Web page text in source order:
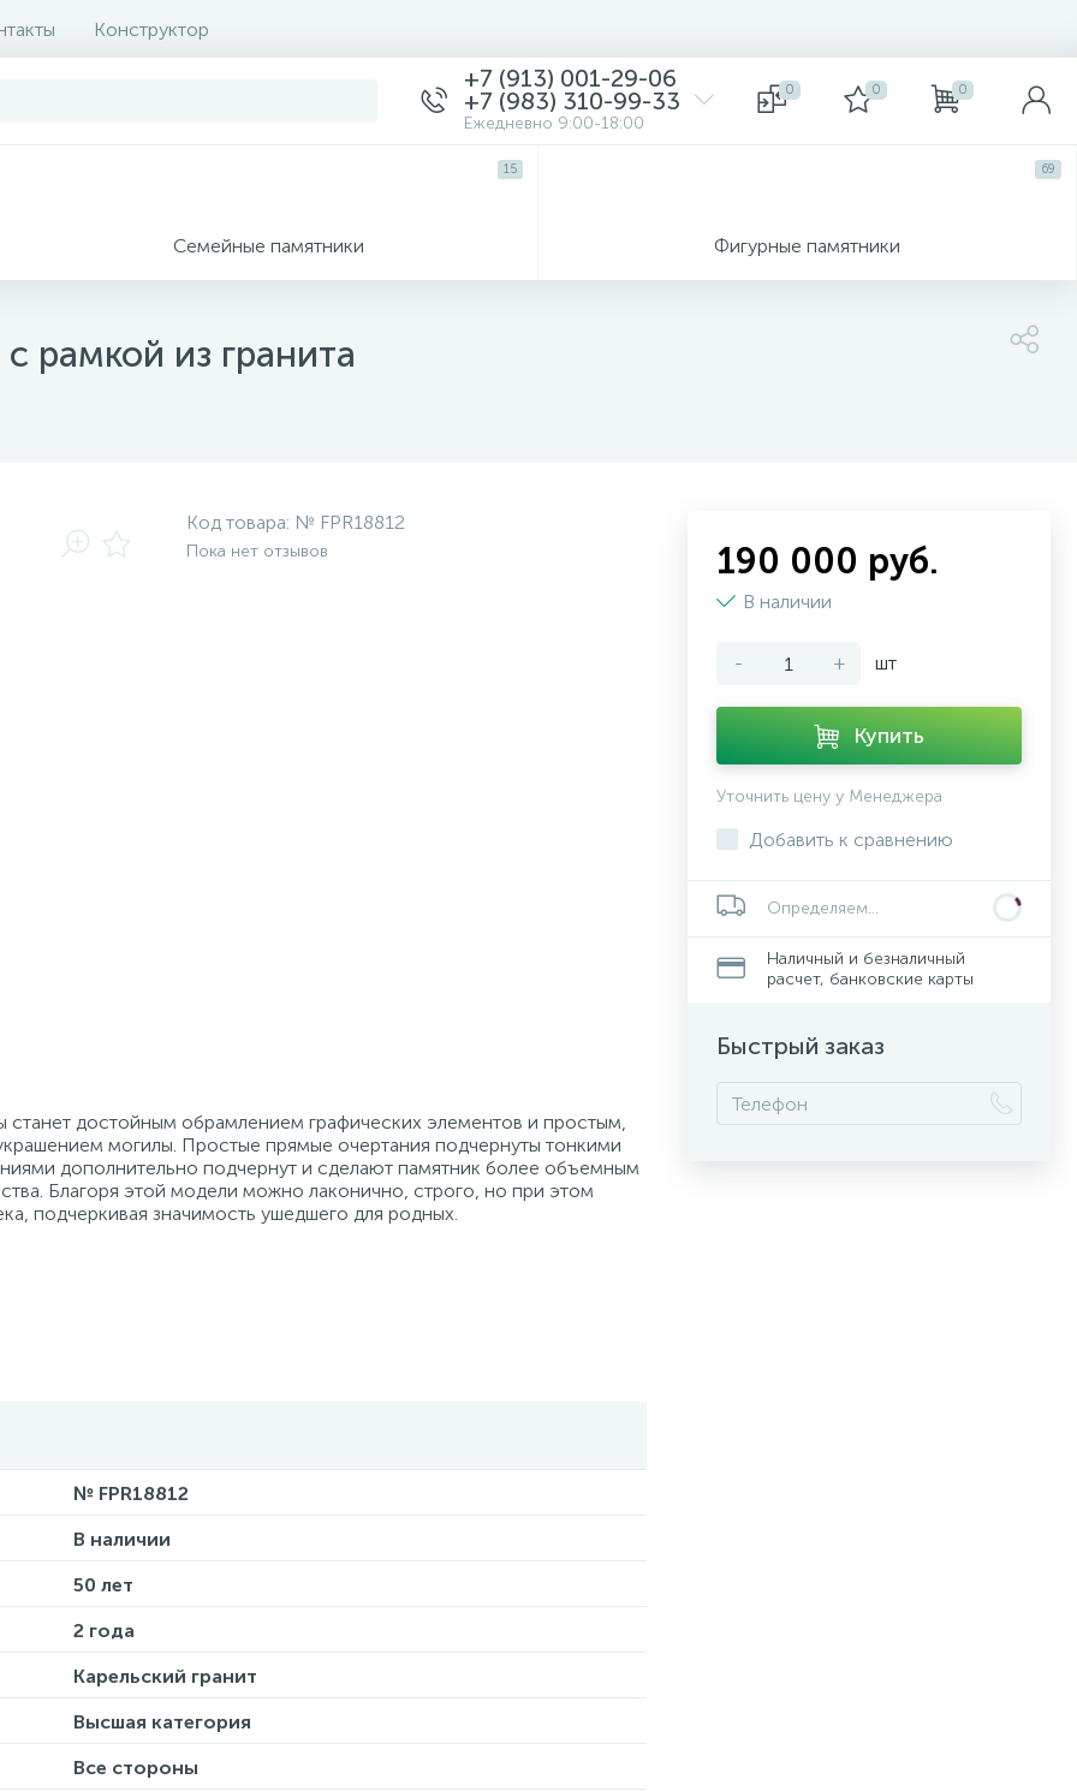
Конструктор
+7 (913) 001-29-06
+7 (983) 310-99-33
Ежедневно 9:00-18:00
0 0 0
Семейные памятники
15
Фигурные памятники
69
рамкой из гранита
Код товара: № FPR18812
Пока нет отзывов
достойным обрамлением графических элементов и простым,
могилы. Простые прямые очертания подчернуты тонкими
дополнительно подчернут и сделают памятник более объемным
Благоря этой модели можно лаконично, строго, но при этом
подчеркивая значимость ушедшего для родных.
№ FPR18812
В наличии
50 лет
2 года
Карельский гранит
Высшая категория
Все стороны
190 000 руб.
В наличии
- + шт
Купить
Уточнить цену у Менеджера
Добавить к сравнению
Определяем...
Наличный и безналичный
расчет, банковские карты
Быстрый заказ